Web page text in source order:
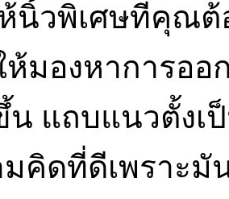
ห้นิ้วพิเศษที่คุณ
มองหาการอ
แถบแนวตั้งเ
คิดที่ดีเพราะ